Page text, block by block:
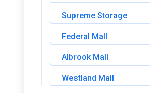
Supreme Storage
Federal Mall
Albrook Mall
Westland Mall